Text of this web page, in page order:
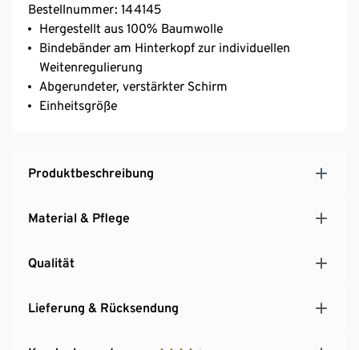
Bestellnummer: 144145
Hergestellt aus 100% Baumwolle
Bindebänder am Hinterkopf zur individuellen
Weitenregulierung
Abgerundeter, verstärkter Schirm
Einheitsgröße
Produktbeschreibung
Material & Pflege
Qualität
Lieferung & Rücksendung